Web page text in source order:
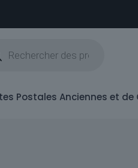
Postales Anciennes et de